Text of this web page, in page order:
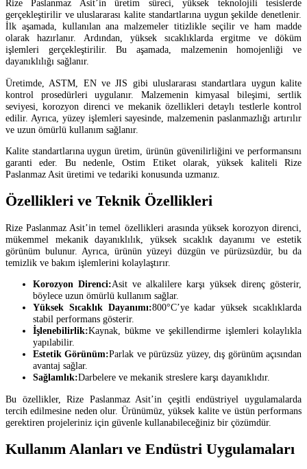
Rize Paslanmaz Asit’in üretim süreci, yüksek teknolojili tesislerde
gerçekleştirilir ve uluslararası kalite standartlarına uygun şekilde denetlenir.
İlk aşamada, kullanılan ana malzemeler titizlikle seçilir ve ham madde
olarak hazırlanır. Ardından, yüksek sıcaklıklarda ergitme ve döküm
işlemleri gerçekleştirilir. Bu aşamada, malzemenin homojenliği ve
dayanıklılığı sağlanır.
Üretimde, ASTM, EN ve JIS gibi uluslararası standartlara uygun kalite
kontrol prosedürleri uygulanır. Malzemenin kimyasal bileşimi, sertlik
seviyesi, korozyon direnci ve mekanik özellikleri detaylı testlerle kontrol
edilir. Ayrıca, yüzey işlemleri sayesinde, malzemenin paslanmazlığı artırılır
ve uzun ömürlü kullanım sağlanır.
Kalite standartlarına uygun üretim, ürünün güvenilirliğini ve performansını
garanti eder. Bu nedenle, Ostim Etiket olarak, yüksek kaliteli Rize
Paslanmaz Asit üretimi ve tedariki konusunda uzmanız.
Özellikleri ve Teknik Özellikleri
Rize Paslanmaz Asit’in temel özellikleri arasında yüksek korozyon direnci,
mükemmel mekanik dayanıklılık, yüksek sıcaklık dayanımı ve estetik
görünüm bulunur. Ayrıca, ürünün yüzeyi düzgün ve pürüzsüzdür, bu da
temizlik ve bakım işlemlerini kolaylaştırır.
Korozyon Direnci:Asit ve alkalilere karşı yüksek direnç gösterir,
böylece uzun ömürlü kullanım sağlar.
Yüksek Sıcaklık Dayanımı:800°C’ye kadar yüksek sıcaklıklarda
stabil performans gösterir.
İşlenebilirlik:Kaynak, bükme ve şekillendirme işlemleri kolaylıkla
yapılabilir.
Estetik Görünüm:Parlak ve pürüzsüz yüzey, dış görünüm açısından
avantaj sağlar.
Sağlamlık:Darbelere ve mekanik streslere karşı dayanıklıdır.
Bu özellikler, Rize Paslanmaz Asit’in çeşitli endüstriyel uygulamalarda
tercih edilmesine neden olur. Ürünümüz, yüksek kalite ve üstün performans
gerektiren projeleriniz için güvenle kullanabileceğiniz bir çözümdür.
Kullanım Alanları ve Endüstri Uygulamaları